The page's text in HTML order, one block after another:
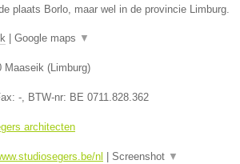
plaats Borlo, maar wel in de provincie Limburg.
Google maps ▼
Maaseik ( Limburg)
- , BTW-nr: BE 0711.828.362
architecten
nl Screenshot ▼